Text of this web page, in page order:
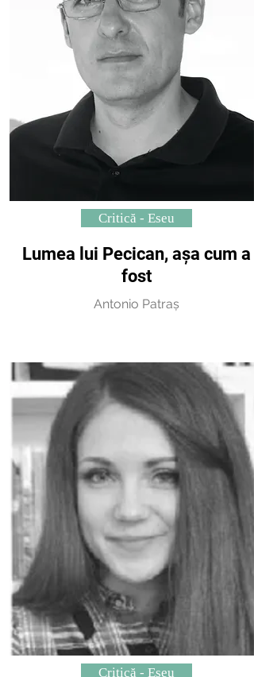
Critică - Eseu
Lumea lui Pecican, așa cum a
fost
Antonio Patraș
Critică - Eseu